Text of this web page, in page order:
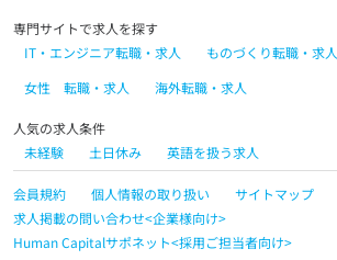
専門サイトで求人を探す
IT・エンジニア転職・求人
ものづくり転職・求人
女性 転職・求人
海外転職・求人
人気の求人条件
未経験
土日休み 英語を扱う求人
会員規約 個人情報の取り扱い サイトマップ
求人掲載の問い合わせ<企業様向け>
Human Capitalサポネット<採用ご担当者向け>